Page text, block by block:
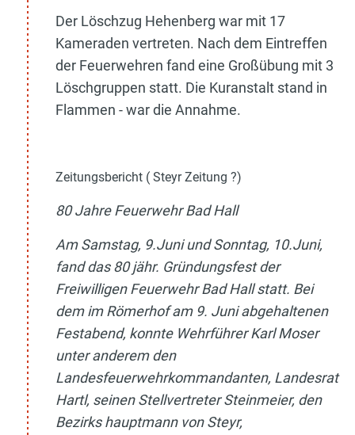
Der Löschzug Hehenberg war mit 17
Kameraden vertreten. Nach dem Eintreffen
der Feuerwehren fand eine Großübung mit 3
Löschgruppen statt. Die Kuranstalt stand in
Flammen - war die Annahme.
Zeitungsbericht ( Steyr Zeitung ?)
80 Jahre Feuerwehr Bad Hall
Am Samstag, 9.Juni und Sonntag, 10.Juni,
fand das 80 jähr. Gründungsfest der
Freiwilligen Feuerwehr Bad Hall statt. Bei
dem im Römerhof am 9. Juni abgehaltenen
Festabend, konnte Wehrführer Karl Moser
unter anderem den
Landesfeuerwehrkommandanten, Landesrat
Hartl, seinen Stellvertreter Steinmeier, den
Bezirks hauptmann von Steyr,